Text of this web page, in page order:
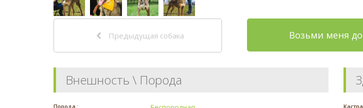
Предыдущая собака Возьми меня
Внешность \ Порода
Порода :